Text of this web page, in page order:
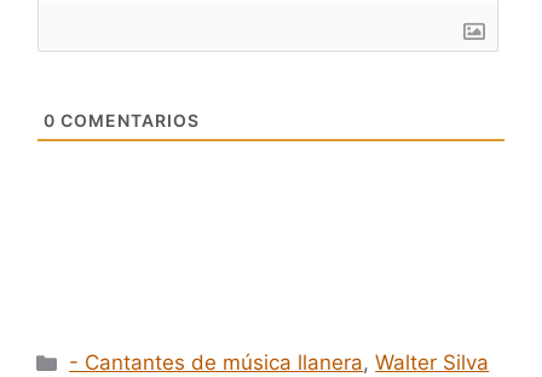
0 COMENTARIOS
Categorías
- Cantantes de música llanera,Walter Silva